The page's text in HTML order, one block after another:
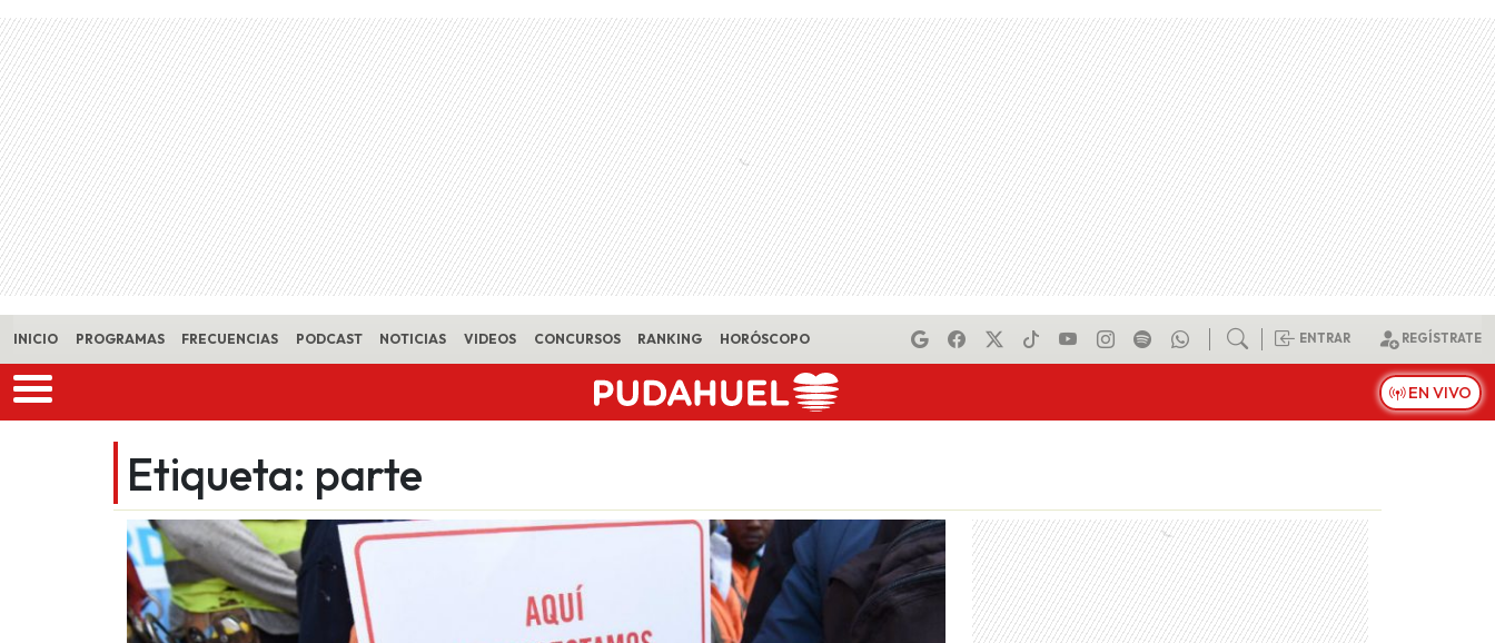
Skip to main content
INICIO PROGRAMAS FRECUENCIAS PODCAST NOTICIAS VIDEOS CONCURSOS RANKING HORÓSCOPO ENTRAR REGÍSTRATE
EN VIVO
Etiqueta: parte